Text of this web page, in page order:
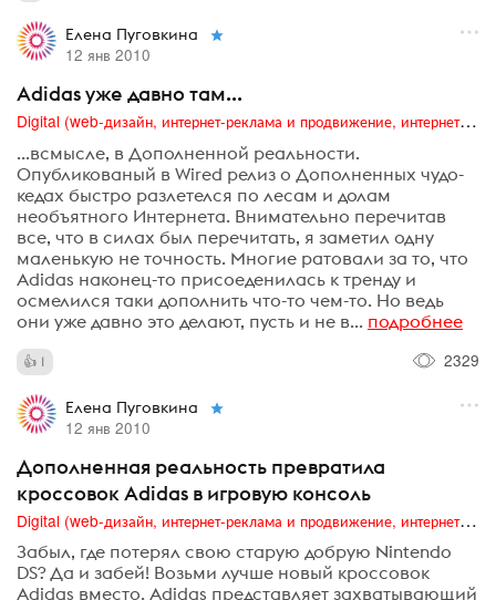
Елена Пуговкина
12 янв 2010
Adidas уже давно там...
Digital (web-дизайн, интернет-реклама и продвижение, интернет-сообщества и блоги, интернет-коммуникации, мобильный маркетинг, реклама на цифровых экранах)
...всмысле, в Дополненной реальности.
Опубликованый в Wired релиз о Дополненных чудо-
кедах быстро разлетелся по лесам и долам
необъятного Интернета. Внимательно перечитав
все, что в силах был перечитать, я заметил одну
маленькую не точность. Многие ратовали за то, что
Adidas наконец-то присоеденилась к тренду и
осмелился таки дополнить что-то чем-то. Но ведь
они уже давно это делают, пусть и не в... подробнее
1 2329
Елена Пуговкина
12 янв 2010
Дополненная реальность превратила
кроссовок Adidas в игровую консоль
Digital (web-дизайн, интернет-реклама и продвижение, интернет-сообщества и блоги, интернет-коммуникации, мобильный маркетинг, реклама на цифровых экранах)
Забыл, где потерял свою старую добрую Nintendo
DS? Да и забей! Возьми лучше новый кроссовок
Adidas вместо. Adidas представляет захватывающий